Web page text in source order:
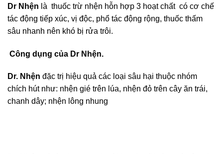
Dr Nhện là thuốc trừ nhện hỗn hợp 3 hoạt chất có cơ chế
tác động tiếp xúc, vị độc, phổ tác động rộng, thuốc thấm
sâu nhanh nên khó bị rửa trôi.
Công dụng của Dr Nhện.
Dr. Nhện đặc trị hiệu quả các loại sâu hại thuộc nhóm
chích hút như: nhện gié trên lúa, nhện đỏ trên cây ăn trái,
chanh dây; nhện lông nhung